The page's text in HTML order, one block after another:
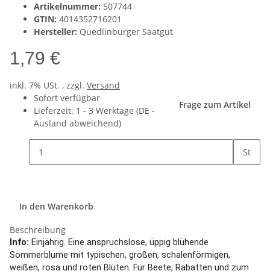
Artikelnummer: 507744
GTIN: 4014352716201
Hersteller: Quedlinburger Saatgut
1,79 €
inkl. 7% USt. , zzgl. Versand
Sofort verfügbar
Lieferzeit: 1 - 3 Werktage (DE -
Ausland abweichend)
Frage zum Artikel
St
In den Warenkorb
Beschreibung
Info: Einjährig. Eine anspruchslose, üppig blühende
Sommerblume mit typischen, großen, schalenförmigen,
weißen, rosa und roten Blüten. Für Beete, Rabatten und zum